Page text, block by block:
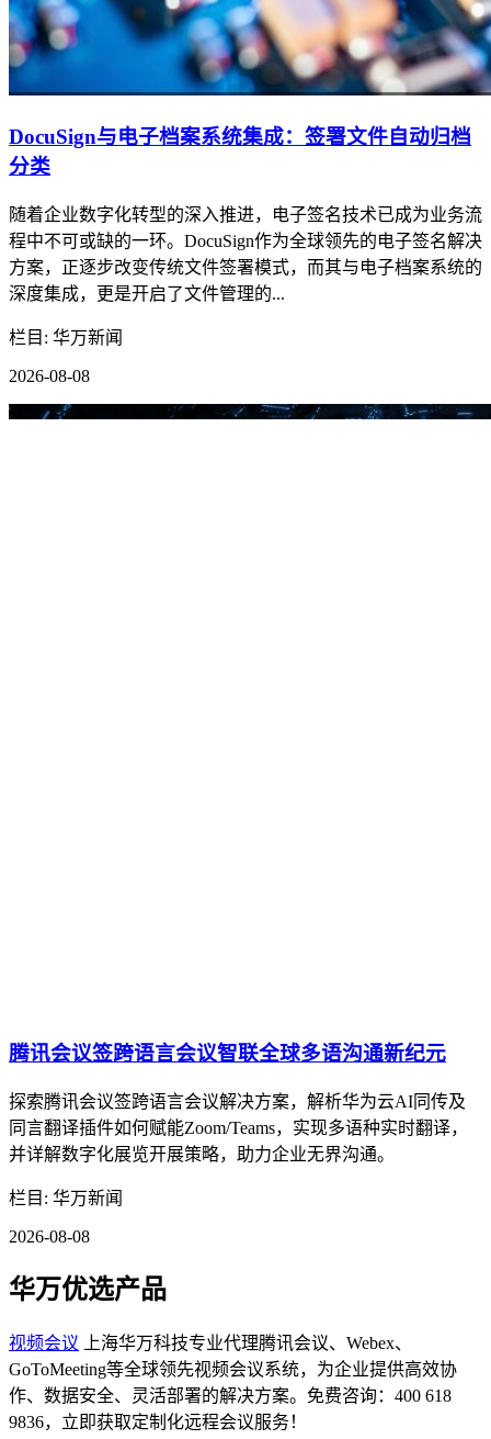
DocuSign与电子档案系统集成：签署文件自动归档
分类
随着企业数字化转型的深入推进，电子签名技术已成为业务流
程中不可或缺的一环。DocuSign作为全球领先的电子签名解决
方案，正逐步改变传统文件签署模式，而其与电子档案系统的
深度集成，更是开启了文件管理的...
栏目: 华万新闻
2026-08-08
腾讯会议签跨语言会议智联全球多语沟通新纪元
探索腾讯会议签跨语言会议解决方案，解析华为云AI同传及
同言翻译插件如何赋能Zoom/Teams，实现多语种实时翻译，
并详解数字化展览开展策略，助力企业无界沟通。
栏目: 华万新闻
2026-08-08
华万优选产品
视频会议
上海华万科技专业代理腾讯会议、Webex、
GoToMeeting等全球领先视频会议系统，为企业提供高效协
作、数据安全、灵活部署的解决方案。免费咨询：400 618
9836，立即获取定制化远程会议服务！